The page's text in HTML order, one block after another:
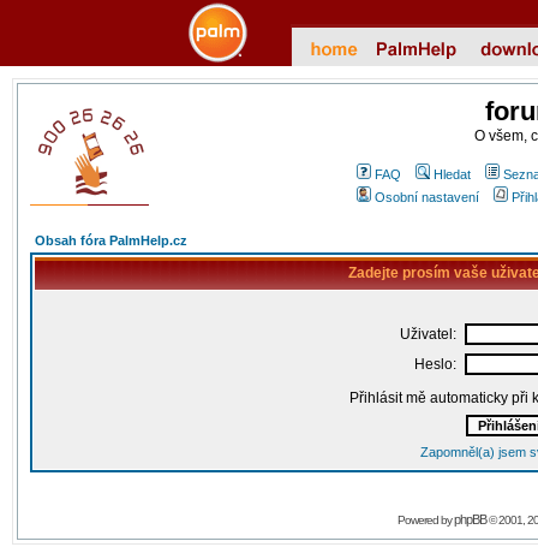
O všem,
FAQ Hledat
Osobní nastavení
Obsah fóra PalmHelp.cz
Zadejte prosím vaše
Uživatel:
Heslo:
Přihlásit mě automaticky při
Zapomněl(a) jsem
Powered byphpBB© 2001,